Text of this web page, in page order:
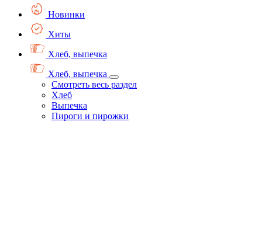
Новинки
Хиты
Хлеб, выпечка
Хлеб, выпечка
Смотреть весь раздел
Хлеб
Выпечка
Пироги и пирожки